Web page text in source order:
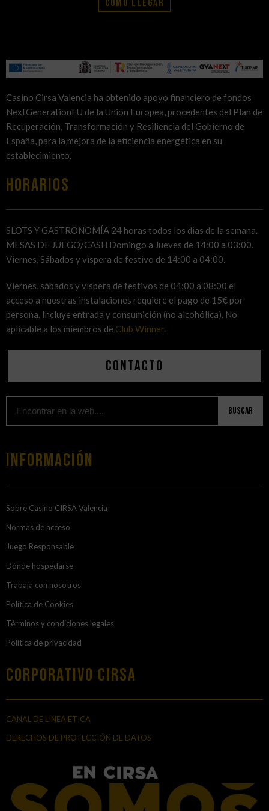
Cómo llegar
Casino Cirsa Valencia ha obtenido apoyo financiero de fondos
NextGenerationEU de la Unión Europea, procedentes del Plan de
Recuperación, Transformación y Resiliencia del Gobierno de
España, para la mejora de la eficiencia energética en su
establecimiento.
HORARIOS
SLOTS Y GASTRONOMÍA 24 horas todos los dias de la semana.
MESAS DE JUEGO/CASH Domingo a Jueves de 14:00 a 03:00.
Viernes, Sábados y víspera de festivo de 14:00 a 04:00.
Viernes, sábados y víspera de festivos de 04:00 a 08:00 el
acceso a nuestras instalaciones requiere el pago de 15€ por
persona. Incluye entrada y consumición (no alcohólica). No
aplicable a los miembros de Club Winner.
Contacto
Buscar
Información
Sobre Casino CIRSA Valencia
Normas de acceso
Juego Responsable
Dónde hospedarse
Trabaja con nosotros
Política de Cookies
Términos y condiciones legales
Política de privacidad
Corporativo Cirsa
CANAL DE LÍNEA ÉTICA
DERECHOS DE PROTECCIÓN DE DATOS